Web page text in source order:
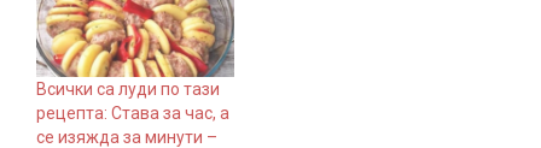
Всички са луди по тази
рецепта: Става за час, а
се изяжда за минути –